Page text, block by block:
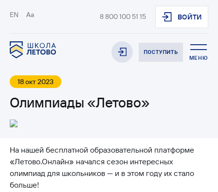
EN Aa 8 800 100 51 15 ВОЙТИ
ПОСТУПИТЬ
МЕНЮ
18 окт 2023
Олимпиады «Летово»
На нашей бесплатной образовательной платформе
«Летово.Онлайн» начался сезон интересных
олимпиад для школьников — и в этом году их стало
больше!